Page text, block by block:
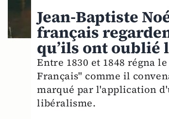
Jean-Baptiste
français
qu’ils ont
Entre 1830 et 1848 régna
Français" comme il
marqué par l'application
libéralisme.